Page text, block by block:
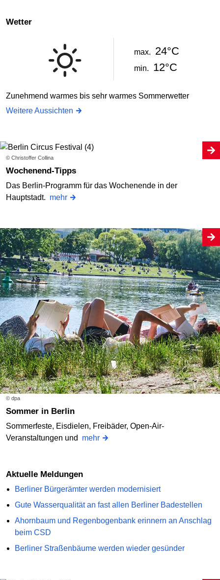
Wetter
max. 24°C
min. 12°C
Zunehmend warmes bis sehr warmes Sommerwetter
Weitere Aussichten
© Christoffer Collina
Wochenend-Tipps
Das Berlin-Programm für das Wochenende in der
Hauptstadt. mehr
© dpa
Sommer in Berlin
Sommerfeste, Eisdielen, Freibäder, Open-Air-
Veranstaltungen und mehr
Aktuelle Meldungen
Berliner Bürgerämter werden modernisiert
Gute Wasserqualität an fast allen Berliner Badestellen
Ahornbaum und Regenbogenbank erinnern an Anschlag
beim CSD
Berliner Straßenbäume werden wieder gesünder